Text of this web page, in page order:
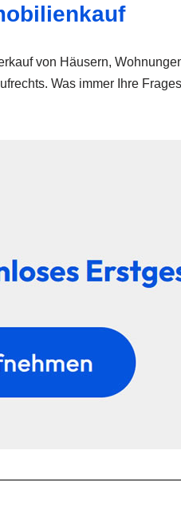
von Häusern,
Was immer Ihre